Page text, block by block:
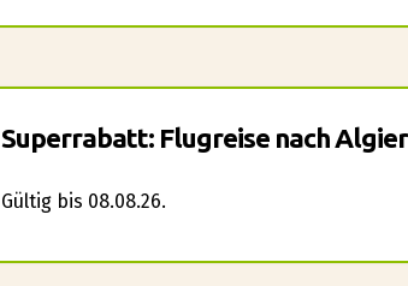
Superrabatt: Flugreise nach
Gültig bis 08.08.26.